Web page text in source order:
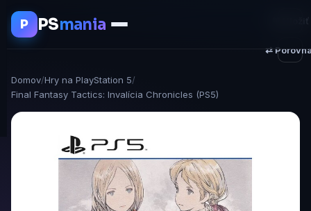
P PSmania
Domov/Hry na PlayStation 5/
Final Fantasy Tactics: Invalícia Chronicles (PS5)
⇄